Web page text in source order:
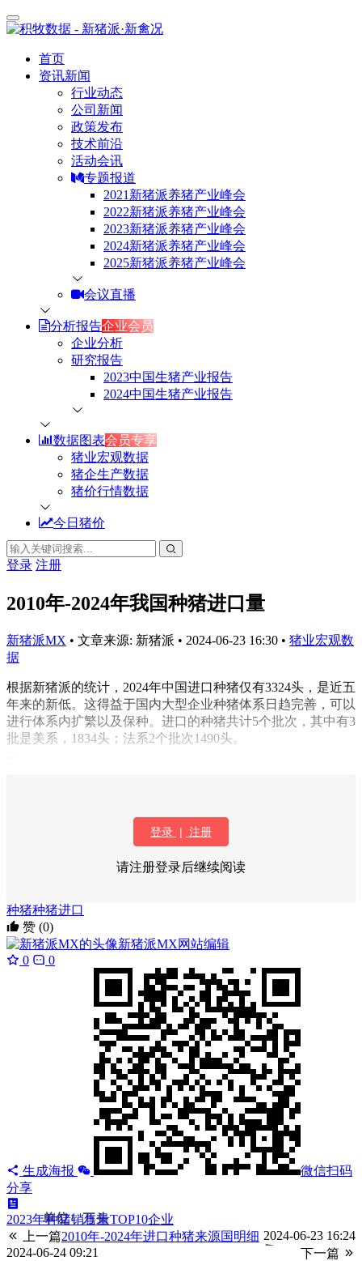
首页
资讯新闻
行业动态
公司新闻
政策发布
技术前沿
活动会讯
专题报道
2021新猪派养猪产业峰会
2022新猪派养猪产业峰会
2023新猪派养猪产业峰会
2024新猪派养猪产业峰会
2025新猪派养猪产业峰会
会议直播
分析报告企业会员
企业分析
研究报告
2023中国生猪产业报告
2024中国生猪产业报告
数据图表会员专享
猪业宏观数据
猪企生产数据
猪价行情数据
今日猪价
登录 注册
2010年-2024年我国种猪进口量
新猪派MX • 文章来源: 新猪派 • 2024-06-23 16:30 • 猪业宏观数
据
根据新猪派的统计，2024年中国进口种猪仅有3324头，是近五
年来的新低。这得益于国内大型企业种猪体系日趋完善，可以
进行体系内扩繁以及保种。进口的种猪共计5个批次，其中有3
批是美系，1834头；法系2个批次1490头。
登录 | 注册
请注册登录后继续阅读
种猪种猪进口
赞 (0)
新猪派MX网站编辑
0
0
生成海报
微信扫码
分享
2023年种猪销售量TOP10企业
上一篇
2024-06-23 16:24
2010年-2024年进口种猪来源国明细
下一篇
2024-06-24 09:21